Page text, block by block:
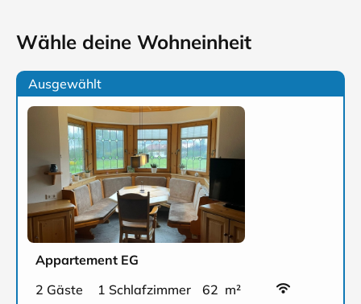
Wähle deine Wohneinheit
Ausgewählt
Appartement EG
2 Gäste
1 Schlafzimmer 62 m²